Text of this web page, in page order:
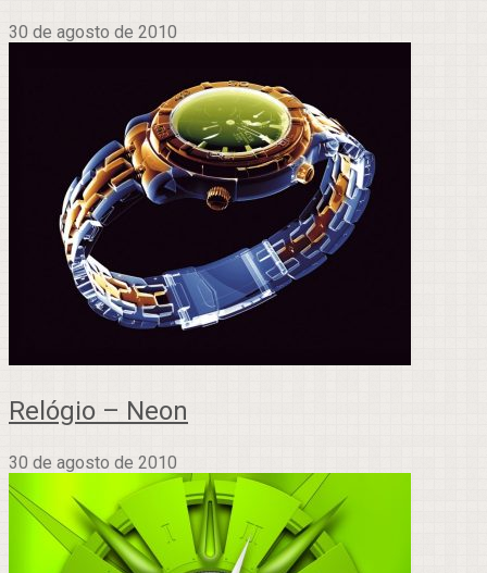
30 de agosto de 2010
Relógio – Neon
30 de agosto de 2010